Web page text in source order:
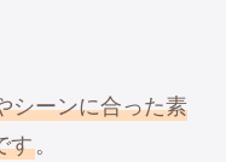
シーンに合った素
す。